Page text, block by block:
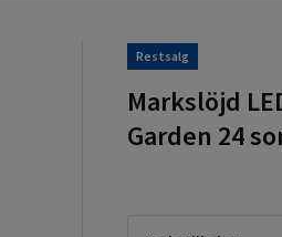
Restsalg
Markslöjd
Garden 24